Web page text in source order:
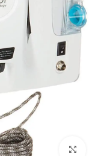
بزرگنمایی تصویر